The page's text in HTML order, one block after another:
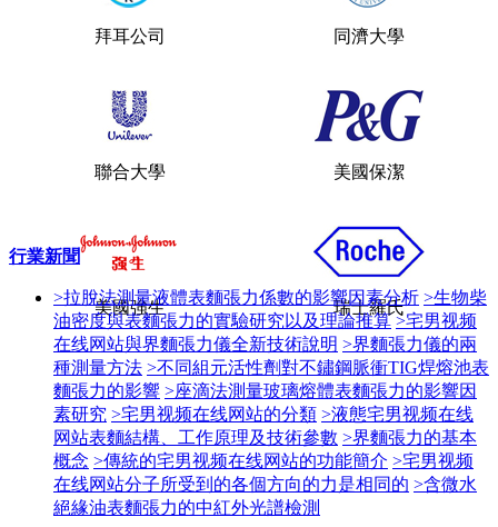
拜耳公司 同濟大學
聯合大學 美國保潔
美國強生 瑞士羅氏
行業新聞
>拉脫法測量液體表麵張力係數的影響因素分析 >生物柴
油密度與表麵張力的實驗研究以及理論推算 >宅男视频
在线网站與界麵張力儀全新技術說明 >界麵張力儀的兩
種測量方法 >不同組元活性劑對不鏽鋼脈衝TIG焊熔池表
麵張力的影響 >座滴法測量玻璃熔體表麵張力的影響因
素研究 >宅男视频在线网站的分類 >液態宅男视频在线
网站表麵結構、工作原理及技術參數 >界麵張力的基本
概念 >傳統的宅男视频在线网站的功能簡介 >宅男视频
在线网站分子所受到的各個方向的力是相同的 >含微水
絕緣油表麵張力的中紅外光譜檢測